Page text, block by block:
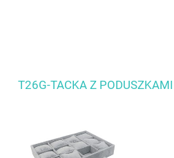
T26G-TACKA Z PODUSZKAMI